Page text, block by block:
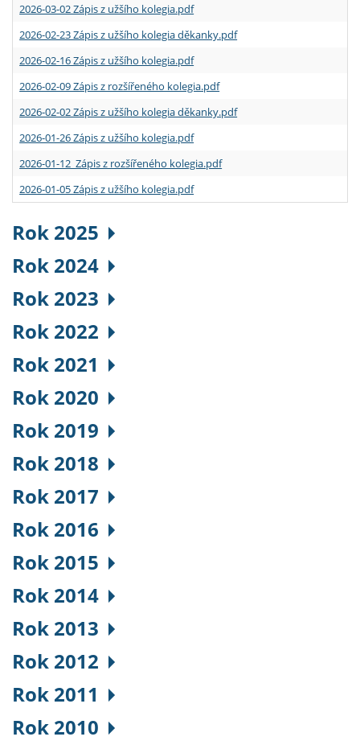
2026-03-02 Zápis z užšího kolegia.pdf
2026-02-23 Zápis z užšího kolegia děkanky.pdf
2026-02-16 Zápis z užšího kolegia.pdf
2026-02-09 Zápis z rozšířeného kolegia.pdf
2026-02-02 Zápis z užšího kolegia děkanky.pdf
2026-01-26 Zápis z užšího kolegia.pdf
2026-01-12 Zápis z rozšířeného kolegia.pdf
2026-01-05 Zápis z užšího kolegia.pdf
Rok 2025
Rok 2024
Rok 2023
Rok 2022
Rok 2021
Rok 2020
Rok 2019
Rok 2018
Rok 2017
Rok 2016
Rok 2015
Rok 2014
Rok 2013
Rok 2012
Rok 2011
Rok 2010